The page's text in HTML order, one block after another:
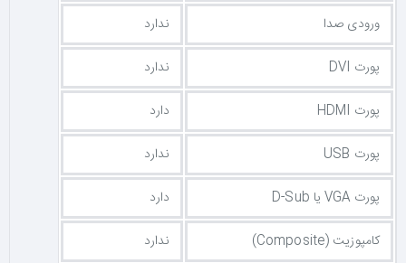
ورودی صدا
ندارد
پورت DVI
ندارد
پورت HDMI
دارد
پورت USB
ندارد
پورت VGA یا D-Sub
دارد
کامپوزیت (Composite)
ندارد